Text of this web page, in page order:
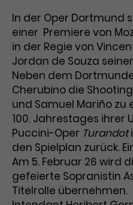
Zweck
darüber zu
nutzen,
eines
erhobenen
der
stammen,
Seiten.
Name _gat_UA-
Laufzeit 3 Monate
Zweck
Dieses
dient der
Name _gcl_dc
Anbieter Google /
In der Oper Dortmund
einer Premiere von
in der Regie von
Jordan de Souza
Neben dem
Cherubino die
und Samuel Mariño zu
100. Jahrestages ihrer
Puccini-Oper Turandot
den Spielplan zurück.
Am 5. Februar 26 wird
gefeierte Sopranistin
Titelrolle übernehmen.